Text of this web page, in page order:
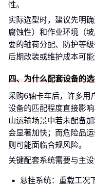
性。
实际选型时，建议先明
腐蚀性）和作业环境（
要的轴荷分配、防护等
后期改装或维护成本可能
四、为什么配套设备的
采购6轴卡车后，许多用
设备的匹配程度直接影
山运输场景中若未配备
会显著加快；而危险品
则可能面临合规风险。
关键配套系统需要与主设
悬挂系统：重载工况